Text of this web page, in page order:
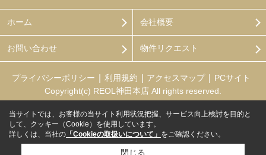
ホーム 会社概要
お問い合わせ 物件リクエスト
プライバシーポリシー 利用規約 アクセスマップ
PCサイト
Copyright(c) REOL神田本店 All rights reserved.
当サイトでは、お客様の当サイト利用状況把握、サービス向上検討を目的と
して、クッキー（Cookie）を使用しています。
詳しくは、当社の 「Cookieの取扱いについて」 をご確認ください。
閉じる